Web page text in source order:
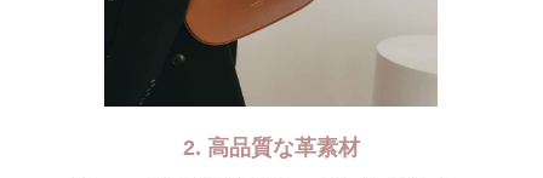
2. 高品質な革素材